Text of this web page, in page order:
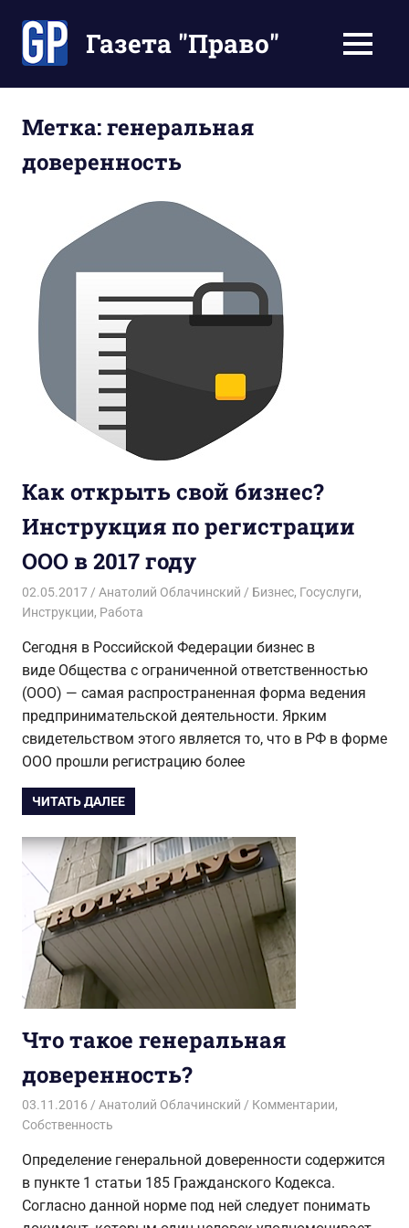
содержимомуГазета "Право"
Ваше
время
МЕНЮ
Метка:генеральная
доверенность
Как открыть свой бизнес?
Инструкция по регистрации
ООО в 2017 году
02.05.2017 Анатолий Облачинский Бизнес, Госуслуги,
Инструкции, Работа
Сегодня в Российской Федерации бизнес в
виде Общества с ограниченной ответственностью
(ООО) — самая распространенная форма ведения
предпринимательской деятельности. Ярким
свидетельством этого является то, что в РФ в форме
ООО прошли регистрацию более
ЧИТАТЬ ДАЛЕЕ
Что такое генеральная
доверенность?
03.11.2016 Анатолий Облачинский Комментарии,
Собственность
Определение генеральной доверенности содержится
в пункте 1 статьи 185 Гражданского Кодекса.
Согласно данной норме под ней следует понимать